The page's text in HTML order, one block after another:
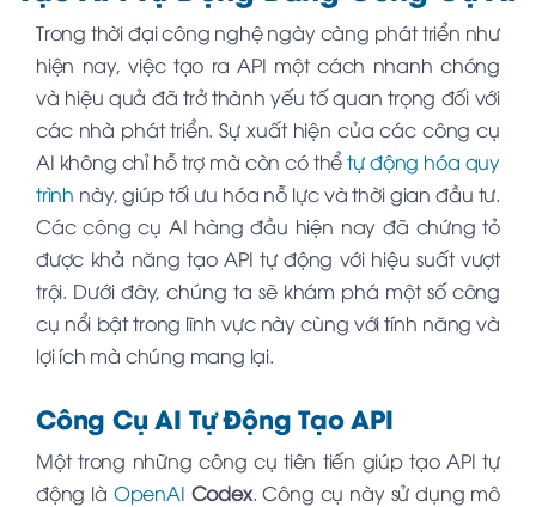
Trong thời đại công nghệ ngày càng phát triển như
hiện nay, việc tạo ra API một cách nhanh chóng
và hiệu quả đã trở thành yếu tố quan trọng đối với
các nhà phát triển. Sự xuất hiện của các công cụ
AI không chỉ hỗ trợ mà còn có thểtự động hóa quy
trình này, giúp tối ưu hóa nỗ lực và thời gian đầu tư.
Các công cụ AI hàng đầu hiện nay đã chứng tỏ
được khả năng tạo API tự động với hiệu suất vượt
trội. Dưới đây, chúng ta sẽ khám phá một số công
cụ nổi bật trong lĩnh vực này cùng với tính năng và
lợi ích mà chúng mang lại.
Công Cụ AI Tự Động Tạo API
Một trong những công cụ tiên tiến giúp tạo API tự
động là OpenAI Codex. Công cụ này sử dụng mô